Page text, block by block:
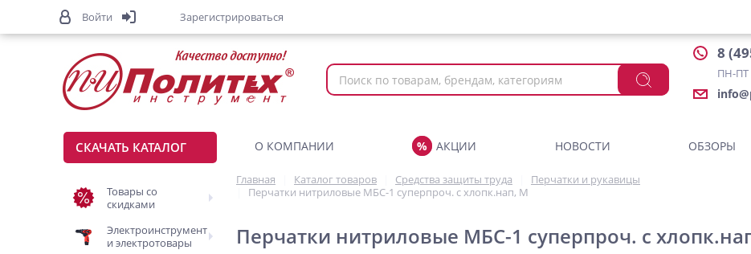
8
ПН-ПТ
СКАЧАТЬ КАТАЛОГ
Товары со
скидками
Электроинструмент
и электротовары
О КОМПАНИИ АКЦИИ НОВОСТИ ОБЗОРЫ
Главная Каталог товаров Средства защиты труда
Перчатки и рукавицы
Перчатки нитриловые МБС-1 суперпроч. с хлопк.нап, M
Перчатки нитриловые МБС-1 суперпроч. с
Войти Зарегистрироваться